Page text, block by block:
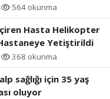
564 okunma
Hasta Helikopter
Yetiştirildi
368 okunma
sağlığı için 35 yaş
oluyor